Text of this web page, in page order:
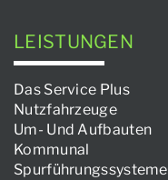
LEISTUNGEN
Das Service Plus
Nutzfahrzeuge
Um- Und Aufbauten
Kommunal
Spurführungssysteme